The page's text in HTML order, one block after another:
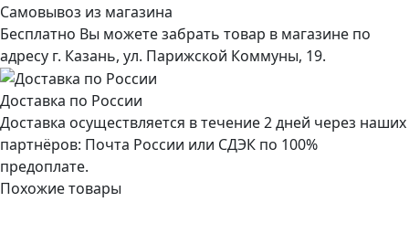
Самовывоз из магазина
Бесплатно Вы можете забрать товар в магазине по
адресу г. Казань, ул. Парижской Коммуны, 19.
Доставка по России
Доставка осуществляется в течение 2 дней через наших
партнёров: Почта России или СДЭК по 100%
предоплате.
Похожие товары